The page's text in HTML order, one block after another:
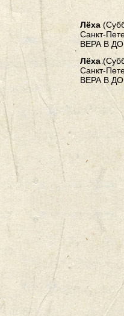
Лёха
Санкт-
ВЕРА В
Лёха
Санкт-
ВЕРА В